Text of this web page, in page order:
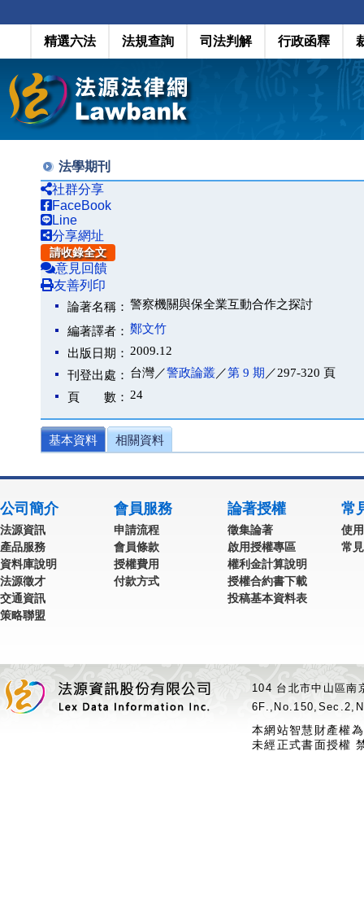
精選六法 法規查詢 司法判解 行政函釋
法學期刊
社群分享
FaceBook
Line
分享網址
請收錄全文
意見回饋
友善列印
論著名稱： 警察機關與保全業互動合作之探討
編著譯者： 鄭文竹
出版日期： 2009.12
刊登出處： 台灣／警政論叢／第 9 期 ／297-320 頁
頁 數： 24
基本資料 相關資料
公司簡介
法源資訊
產品服務
資料庫說明
法源徵才
交通資訊
策略聯盟
會員服務
申請流程
會員條款
授權費用
付款方式
論著授權
徵集論著
啟用授權專區
權利金計算說明
授權合約書下載
投稿基本資料表
常
使
常
104 台北市中山區
本網站智慧財產權
未經正式書面授權